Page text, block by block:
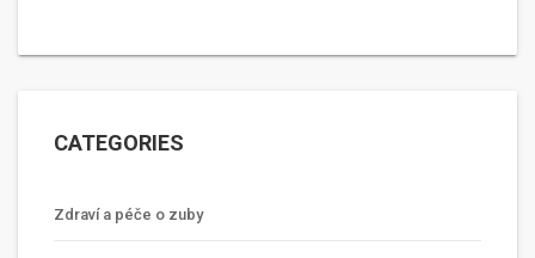
CATEGORIES
Zdraví a péče o zuby